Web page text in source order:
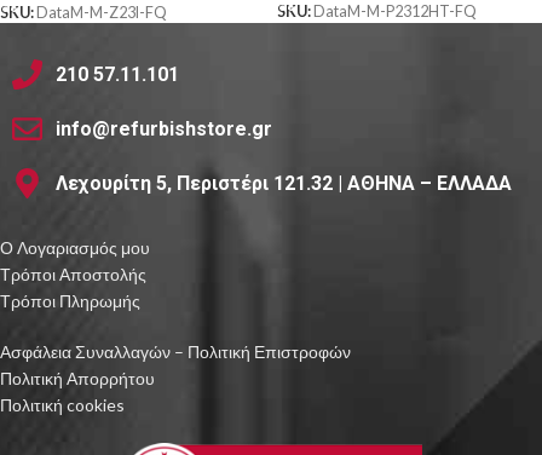
SKU: DataM-M-Z23I-FQ SKU: DataM-M-P2312HT-FQ
210 57.11.101
info@refurbishstore.gr
Λεχουρίτη 5, Περιστέρι 121.32 | ΑΘΗΝΑ – ΕΛΛΑΔΑ
Ο Λογαριασμός μου
Τρόποι Αποστολής
Τρόποι Πληρωμής
Ασφάλεια Συναλλαγών – Πολιτική Επιστροφών
Πολιτική Απορρήτου
Πολιτική cookies